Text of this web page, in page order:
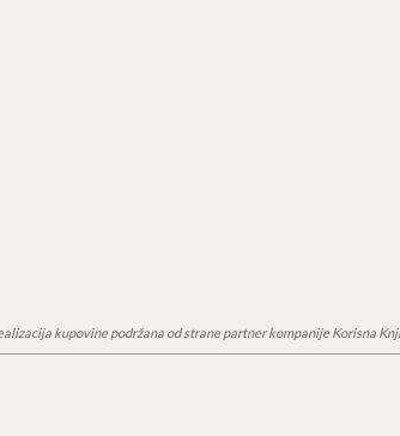
kupovine podržana od strane partner kompanije Korisna